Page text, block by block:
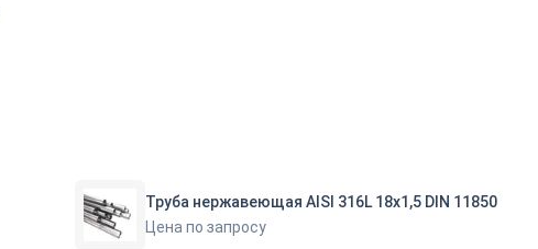
Труба нержавеющая AISI 316L 18х1,5 DIN 11850
Цена по запросу